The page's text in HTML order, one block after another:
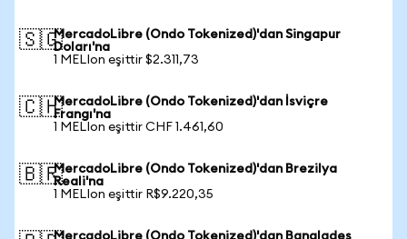
🇸🇬MercadoLibre (Ondo Tokenized)'dan Singapur
Doları'na
1 MELIon eşittir $2.311,73
🇨🇭MercadoLibre (Ondo Tokenized)'dan İsviçre
Frangı'na
1 MELIon eşittir CHF 1.461,60
🇧🇷MercadoLibre (Ondo Tokenized)'dan Brezilya
Reali'na
1 MELIon eşittir R$9.220,35
MercadoLibre (Ondo Tokenized)'dan Bangladeş